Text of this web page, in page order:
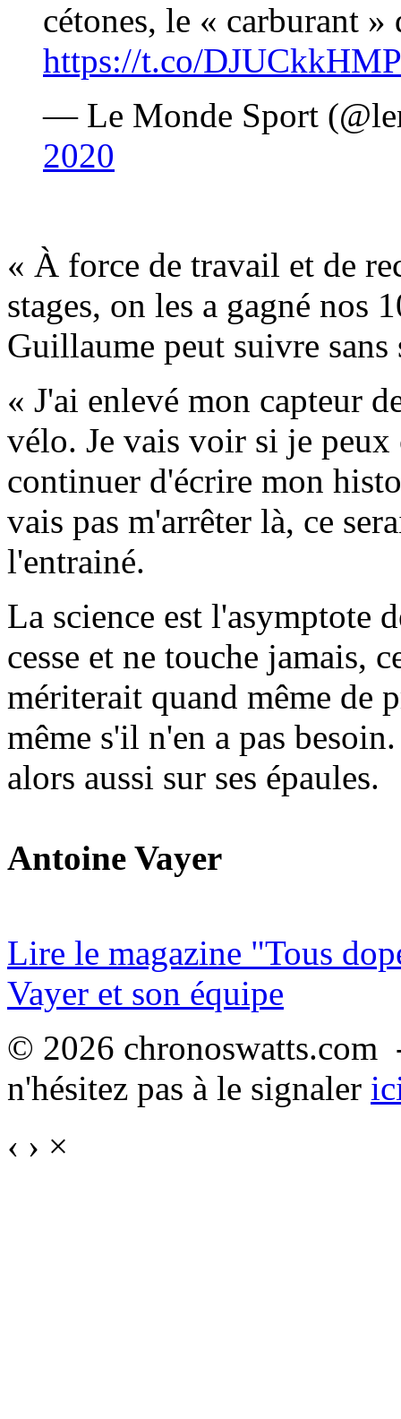
cétones, le « carburant »
https://t.co/
— Le Monde Sport
2020
« À force de travail et de
stages, on les a gagné nos
Guillaume peut suivre
« J'ai enlevé mon capteur
vélo. Je vais voir si je peux
continuer d'écrire mon
vais pas m'arrêter là, ce
l'entrainé.
La science est l'asymptote
cesse et ne touche jamais,
mériterait quand même de
même s'il n'en a pas
alors aussi sur ses épaules.
Antoine Vayer
Lire le magazine "Tous
Vayer et son équipe
© 2026
n'hésitez pas à le signaler
‹ › ×